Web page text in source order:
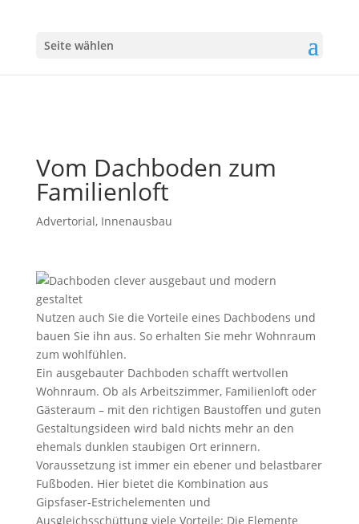
Seite wählen
Vom Dachboden zum
Familienloft
Advertorial, Innenausbau
Nutzen auch Sie die Vorteile eines Dachbodens und
bauen Sie ihn aus. So erhalten Sie mehr Wohnraum
zum wohlfühlen.
Ein ausgebauter Dachboden schafft wertvollen
Wohnraum. Ob als Arbeitszimmer, Familienloft oder
Gästeraum – mit den richtigen Baustoffen und guten
Gestaltungsideen wird bald nichts mehr an den
ehemals dunklen staubigen Ort erinnern.
Voraussetzung ist immer ein ebener und belastbarer
Fußboden. Hier bietet die Kombination aus
Gipsfaser-Estrichelementen und
Ausgleichsschüttung viele Vorteile: Die Elemente